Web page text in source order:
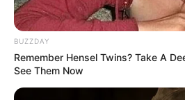
BUZZDAY
Remember Hensel Twins? Take A
See Them Now